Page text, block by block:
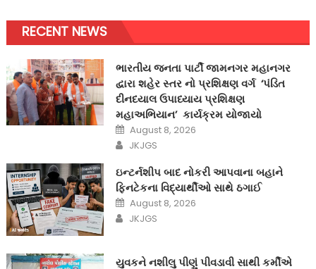
RECENT NEWS
ભારતીય જનતા પાર્ટી જામનગર મહાનગર
દ્વારા શહેર સ્તર નો પ્રશિક્ષણ વર્ગ ‘પંડિત
દીનદયાલ ઉપાધ્યાય પ્રશિક્ષણ
મહાઅભિયાન’ કાર્યક્રમ યોજાયો
Posted
on
August 8, 2026
Author
JKJGS
ઇન્ટર્નશીપ બાદ નોકરી આપવાના બહાને
ફિનટેકના વિદ્યાર્થીઓ સાથે ઠગાઈ
Posted
on
August 8, 2026
Author
JKJGS
યુવકને નશીલુ પીણું પીવડાવી સાથી કર્મીએ